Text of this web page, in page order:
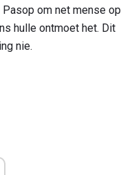
om net mense op
hulle ontmoet het. Dit
nie.